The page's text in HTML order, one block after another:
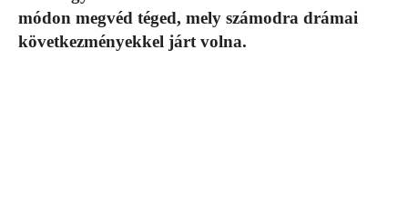
módon megvéd téged, mely számodra drámai
következményekkel járt volna.